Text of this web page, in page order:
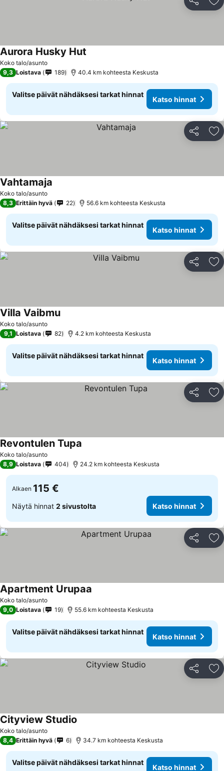
Jaa
Koko talo/asunto
Aurora Husky Hut
9,3 Loistava 189 40.4 km kohteesta Keskusta
Valitse päivät nähdäksesi tarkat hinnat
Katso hinnat
Jaa
Koko talo/asunto
Vahtamaja
8,3 Erittäin hyvä 22 56.6 km kohteesta Keskusta
Valitse päivät nähdäksesi tarkat hinnat
Katso hinnat
Jaa
Koko talo/asunto
Villa Vaibmu
9,1 Loistava 82 4.2 km kohteesta Keskusta
Valitse päivät nähdäksesi tarkat hinnat
Katso hinnat
Jaa
Koko talo/asunto
Revontulen Tupa
8,9 Loistava 404 24.2 km kohteesta Keskusta
Alkaen 115 €
Näytä hinnat 2 sivustolta Katso hinnat
Jaa
Koko talo/asunto
Apartment Urupaa
9,0 Loistava 19 55.6 km kohteesta Keskusta
Valitse päivät nähdäksesi tarkat hinnat
Katso hinnat
Jaa
Koko talo/asunto
Cityview Studio
8,4 Erittäin hyvä 6 34.7 km kohteesta Keskusta
Valitse päivät nähdäksesi tarkat hinnat
Katso hinnat